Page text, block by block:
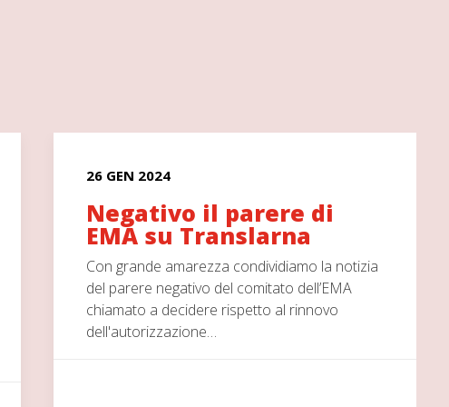
26 GEN 2024
Negativo il parere di
EMA su Translarna
Con grande amarezza condividiamo la notizia
del parere negativo del comitato dell’EMA
chiamato a decidere rispetto al rinnovo
dell'autorizzazione…